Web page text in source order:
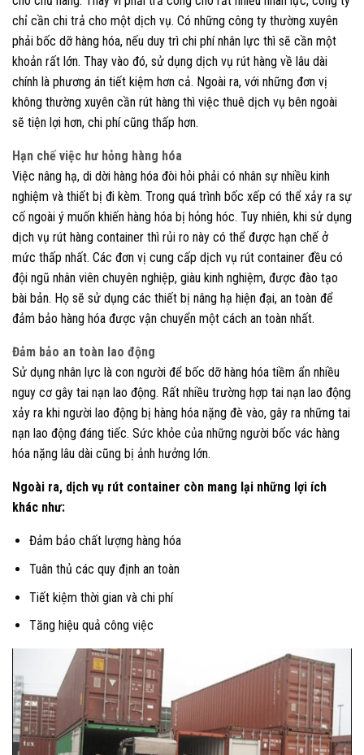
chỉ cần chi trả cho một dịch vụ. Có những công ty thường xuyên
phải bốc dỡ hàng hóa, nếu duy trì chi phí nhân lực thì sẽ cần một
khoản rất lớn. Thay vào đó, sử dụng dịch vụ rút hàng về lâu dài
chính là phương án tiết kiệm hơn cả. Ngoài ra, với những đơn vị
không thường xuyên cần rút hàng thì việc thuê dịch vụ bên ngoài
sẽ tiện lợi hơn, chi phí cũng thấp hơn.
Hạn chế việc hư hỏng hàng hóa
Việc nâng hạ, di dời hàng hóa đòi hỏi phải có nhân sự nhiều kinh
nghiệm và thiết bị đi kèm. Trong quá trình bốc xếp có thể xảy ra sự
cố ngoài ý muốn khiến hàng hóa bị hỏng hóc. Tuy nhiên, khi sử dụng
dịch vụ rút hàng container thì rủi ro này có thể được hạn chế ở
mức thấp nhất. Các đơn vị cung cấp dịch vụ rút container đều có
đội ngũ nhân viên chuyên nghiệp, giàu kinh nghiệm, được đào tạo
bài bản. Họ sẽ sử dụng các thiết bị nâng hạ hiện đại, an toàn để
đảm bảo hàng hóa được vận chuyển một cách an toàn nhất.
Đảm bảo an toàn lao động
Sử dụng nhân lực là con người để bốc dỡ hàng hóa tiềm ẩn nhiều
nguy cơ gây tai nạn lao động. Rất nhiều trường hợp tai nạn lao động
xảy ra khi người lao động bị hàng hóa nặng đè vào, gây ra những tai
nạn lao động đáng tiếc. Sức khỏe của những người bốc vác hàng
hóa nặng lâu dài cũng bị ảnh hưởng lớn.
Ngoài ra, dịch vụ rút container còn mang lại những lợi ích
khác như:
Đảm bảo chất lượng hàng hóa
Tuân thủ các quy định an toàn
Tiết kiệm thời gian và chi phí
Tăng hiệu quả công việc